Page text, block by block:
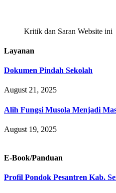
Kritik dan Saran Website ini
Layanan
Dokumen Pindah Sekolah
August 21, 2025
Alih Fungsi Musola Menjadi
August 19, 2025
E-Book/Panduan
Profil Pondok Pesantren Kab.